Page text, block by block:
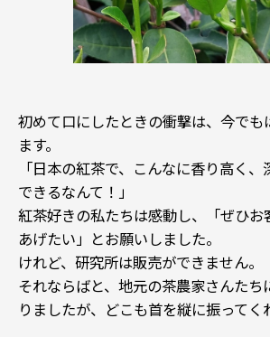
初めて口にしたときの衝撃は、今でも
ます。
「日本の紅茶で、こんなに香り高く
できるなんて！」
紅茶好きの私たちは感動し、「ぜひお
あげたい」とお願いしました。
けれど、研究所は販売ができません。
それならばと、地元の茶農家さんたち
りましたが、どこも首を縦に振ってく